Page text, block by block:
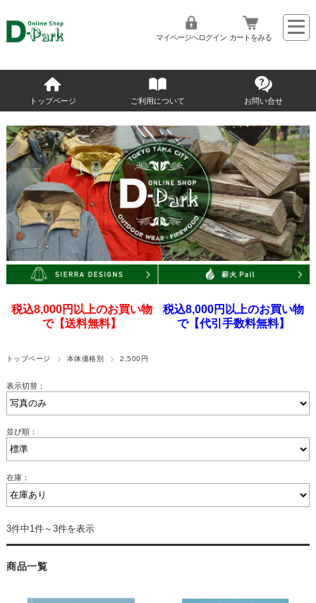
マイページへログイン カートをみる
トップページ ご利用について お問い合せ
税込8,000円以上のお買い物
で【送料無料】
税込8,000円以上のお買い物
で【代引手数料無料】
トップページ 本体価格別 2,500円
表示切替：
並び順：
在庫：
3件中1件～3件を表示
商品一覧